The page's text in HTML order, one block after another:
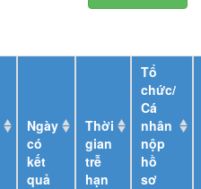
Ngày
có
kết
quả
Thời
gian
trễ
hạn
Tổ
chức/
Cá
nhân
nộp
hồ
sơ